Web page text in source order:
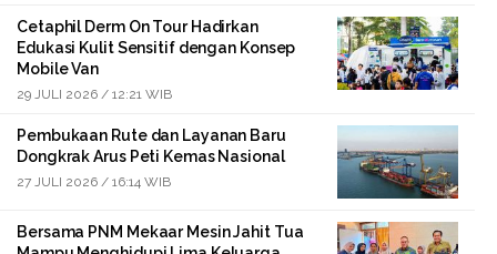
Cetaphil Derm On Tour Hadirkan
Edukasi Kulit Sensitif dengan Konsep
Mobile Van
29 JULI 2026 / 12:21 WIB
Pembukaan Rute dan Layanan Baru
Dongkrak Arus Peti Kemas Nasional
27 JULI 2026 / 16:14 WIB
Bersama PNM Mekaar Mesin Jahit Tua